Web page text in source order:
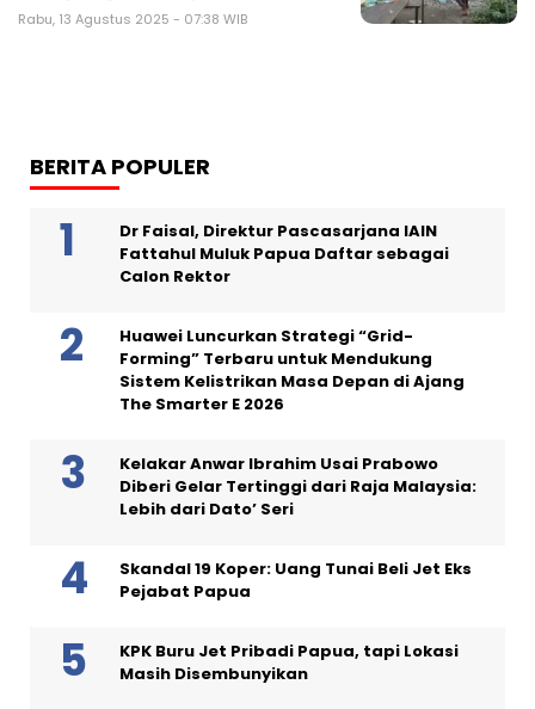
Rabu, 13 Agustus 2025 - 07:38 WIB
BERITA POPULER
Dr Faisal, Direktur Pascasarjana IAIN
Fattahul Muluk Papua Daftar sebagai
Calon Rektor
Huawei Luncurkan Strategi “Grid-
Forming” Terbaru untuk Mendukung
Sistem Kelistrikan Masa Depan di Ajang
The Smarter E 2026
Kelakar Anwar Ibrahim Usai Prabowo
Diberi Gelar Tertinggi dari Raja Malaysia:
Lebih dari Dato’ Seri
Skandal 19 Koper: Uang Tunai Beli Jet Eks
Pejabat Papua
KPK Buru Jet Pribadi Papua, tapi Lokasi
Masih Disembunyikan